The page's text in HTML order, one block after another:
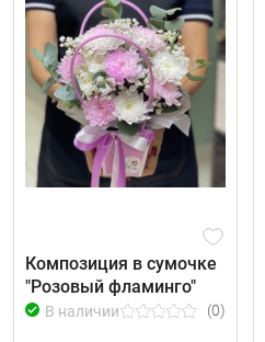
Композиция в сумочке
"Розовый фламинго"
В наличии (0)